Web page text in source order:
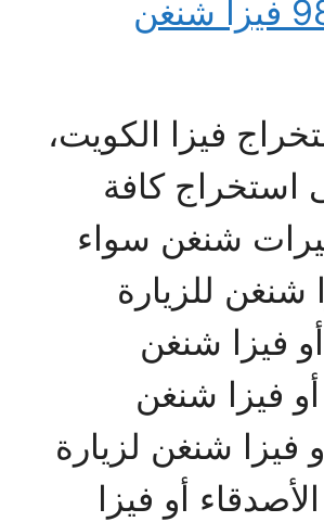
98951133 فيزا شنغن
فيزا الكويت،
استخراج كافة
شنغن سواء
شنغن للزيارة
فيزا شنغن
فيزا شنغن
فيزا شنغن لزيارة
الأصدقاء أو فيزا